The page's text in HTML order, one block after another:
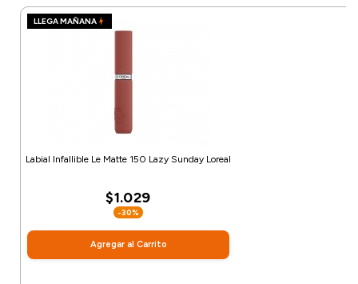
LLEGA MAÑANA
Labial Infallible Le Matte 150 Lazy Sunday Loreal
$1.029
-30%
Agregar al Carrito